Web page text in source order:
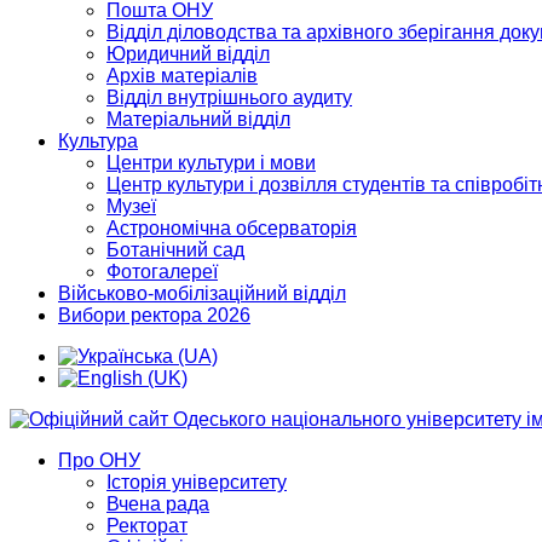
Пошта ОНУ
Відділ діловодства та архівного зберігання
Юридичний відділ
Архів матеріалів
Відділ внутрішнього аудиту
Матеріальний відділ
Культура
Центри культури і мови
Центр культури і дозвілля студентів та
Музеї
Астрономічна обсерваторія
Ботанічний сад
Фотогалереї
Військово-мобілізаційний відділ
Вибори ректора 2026
Про ОНУ
Історія університету
Вчена рада
Ректорат